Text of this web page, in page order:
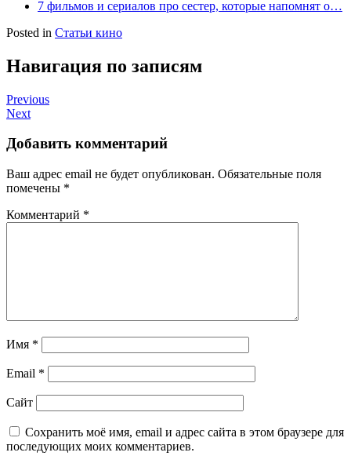
7 фильмов и сериалов про сестер, которые напомнят о…
Posted in Статьи кино
Навигация по записям
Previous
Next
Добавить комментарий
Ваш адрес email не будет опубликован. Обязательные поля
помечены *
Комментарий *
Имя *
Email *
Сайт
Сохранить моё имя, email и адрес сайта в этом браузере для
последующих моих комментариев.